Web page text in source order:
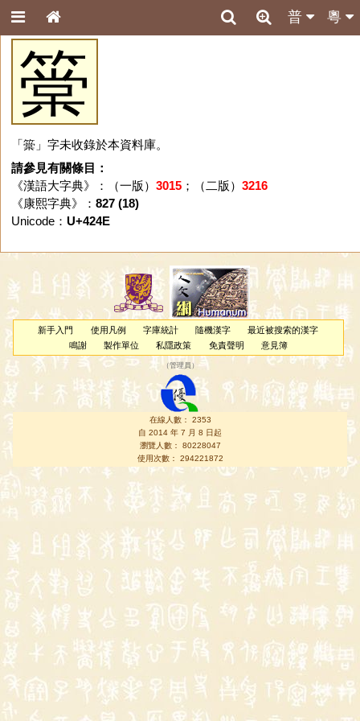
粵
普
䉎
「䉎」字未收錄於本資料庫。
請參見有關條目：
《漢語大字典》：（一版） 3015；（二版） 3216
《康熙字典》： 827 (18)
Unicode： U+424E
新手入門 使用凡例 字庫統計 隨機漢字
最近被搜索的漢字
鳴謝
製作單位 私隱政策 免責聲明 意見簿
（管理員 ）
在線人數： 2353
自 2014 年 7 月 8 日起
瀏覽人數： 80228047
使用次數： 294221872